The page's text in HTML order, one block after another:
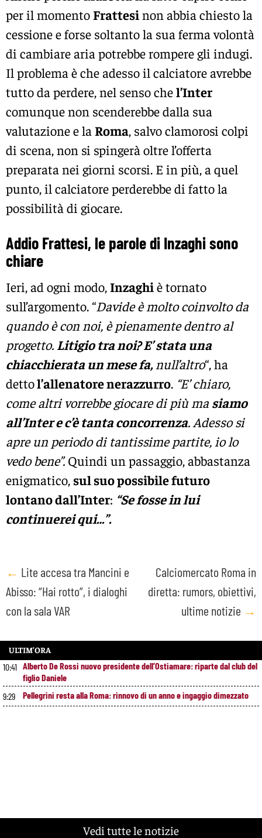
per il momentoFrattesi non abbia chiesto la
cessione e forse soltanto la sua ferma volontà
di cambiare aria potrebbe rompere gli indugi.
Il problema è che adesso il calciatore avrebbe
tutto da perdere, nel senso chel’Inter
comunque non scenderebbe dalla sua
valutazione e la Roma, salvo clamorosi colpi
di scena, non si spingerà oltre l’offerta
preparata nei giorni scorsi. E in più, a quel
punto, il calciatore perderebbe di fatto la
possibilità di giocare.
Addio Frattesi, le parole di Inzaghi sono
chiare
Ieri, ad ogni modo,Inzaghiè tornato
sull’argomento. “Davide è molto coinvolto da
quando è con noi, è pienamente dentro al
progetto. Litigio tra noi? E’ stata una
chiacchierata un mese fa,null’altro“, ha
dettol’allenatore nerazzurro. “E’ chiaro,
come altri vorrebbe giocare di più ma siamo
all’Inter e c’è tanta concorrenza. Adesso si
apre un periodo di tantissime partite, io lo
vedo bene”.Quindi un passaggio, abbastanza
enigmatico, sul suo possibile futuro
lontano dall’Inter: “Se fosse in lui
continuerei qui…”.
Post
navigation
← Lite accesa tra Mancini e
Abisso: “Hai rotto”, i dialoghi
con la sala VAR
Calciomercato Roma in
diretta: rumors, obiettivi,
ultime notizie →
ULTIM’ORA
10:41 Alberto De Rossi nuovo presidente dell’Ostiamare: riparte dal club del
figlio Daniele
9:29
Pellegrini resta alla Roma: rinnovo di un anno e ingaggio dimezzato
Vedi tutte le notizie